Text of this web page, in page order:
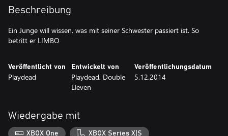
Beschreibung
Ein Junge will wissen, was mit seiner Schwester passiert ist. So
betritt er LIMBO
Veröffentlicht von
Playdead
Entwickelt von
Playdead, Double
Eleven
Veröffentlichungsdatum
5.12.2014
Wiedergabe mit
XBOX One XBOX Series X|S